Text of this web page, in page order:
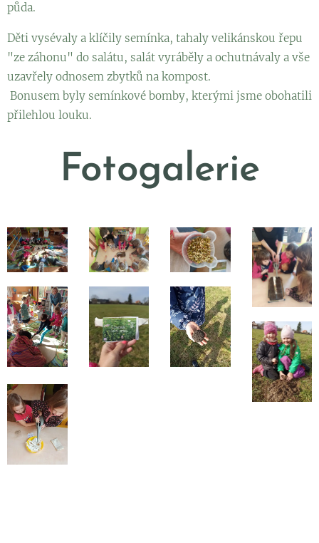
půda.
Děti vysévaly a klíčily semínka, tahaly velikánskou řepu
"ze záhonu" do salátu, salát vyráběly a ochutnávaly a vše
uzavřely odnosem zbytků na kompost.
Bonusem byly semínkové bomby, kterými jsme obohatili
přilehlou louku.
Fotogalerie